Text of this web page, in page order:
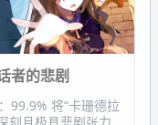
者的悲剧
99.9% 将“卡珊德拉